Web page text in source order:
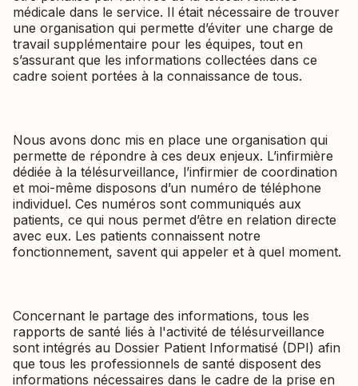
médicale dans le service. Il était nécessaire de trouver
une organisation qui permette d’éviter une charge de
travail supplémentaire pour les équipes, tout en
s’assurant que les informations collectées dans ce
cadre soient portées à la connaissance de tous.
Nous avons donc mis en place une organisation qui
permette de répondre à ces deux enjeux. L’infirmière
dédiée à la télésurveillance, l’infirmier de coordination
et moi-même disposons d’un numéro de téléphone
individuel. Ces numéros sont communiqués aux
patients, ce qui nous permet d’être en relation directe
avec eux. Les patients connaissent notre
fonctionnement, savent qui appeler et à quel moment.
Concernant le partage des informations, tous les
rapports de santé liés à l'activité de télésurveillance
sont intégrés au Dossier Patient Informatisé (DPI) afin
que tous les professionnels de santé disposent des
informations nécessaires dans le cadre de la prise en